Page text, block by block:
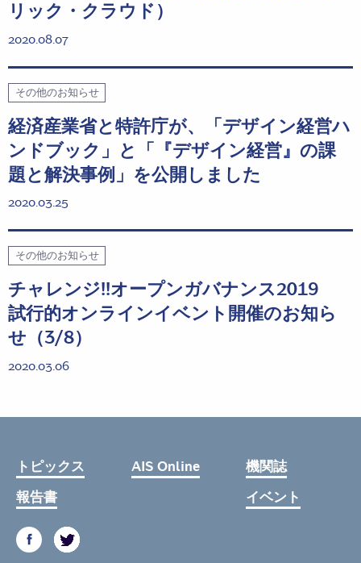
リック・クラウド）
2020.08.07
その他のお知らせ
経済産業省と特許庁が、「デザイン経営ハ
ンドブック」と「『デザイン経営』の課
題と解決事例」を公開しました
2020.03.25
その他のお知らせ
チャレンジ!!オープンガバナンス2019
試行的オンラインイベント開催のお知ら
せ（3/8）
2020.03.06
トピックス AIS Online
機関誌
報告書
イベント